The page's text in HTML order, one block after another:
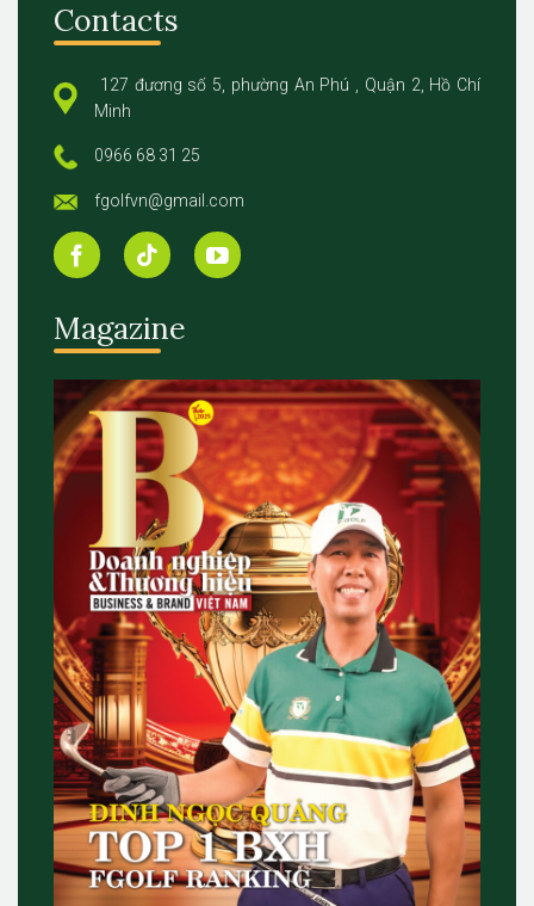
Contacts
127 đương số 5, phường An Phú , Quận 2, Hồ Chí
Minh
0966 68 31 25
fgolfvn@gmail.com
Magazine